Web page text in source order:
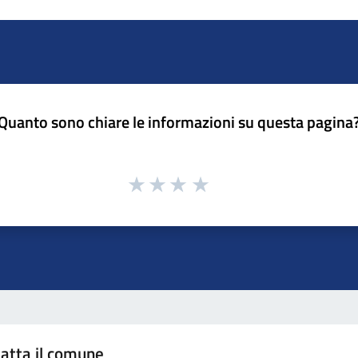
sono chiare le informazioni su questa
il comune